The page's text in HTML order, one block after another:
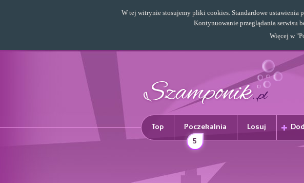
Top Poczekalnia
5
Losuj
W tej witrynie stosujemy pliki cookies. Standardowe ustawienia
Kontynuowanie przeglądania serwisu
Więcej w "